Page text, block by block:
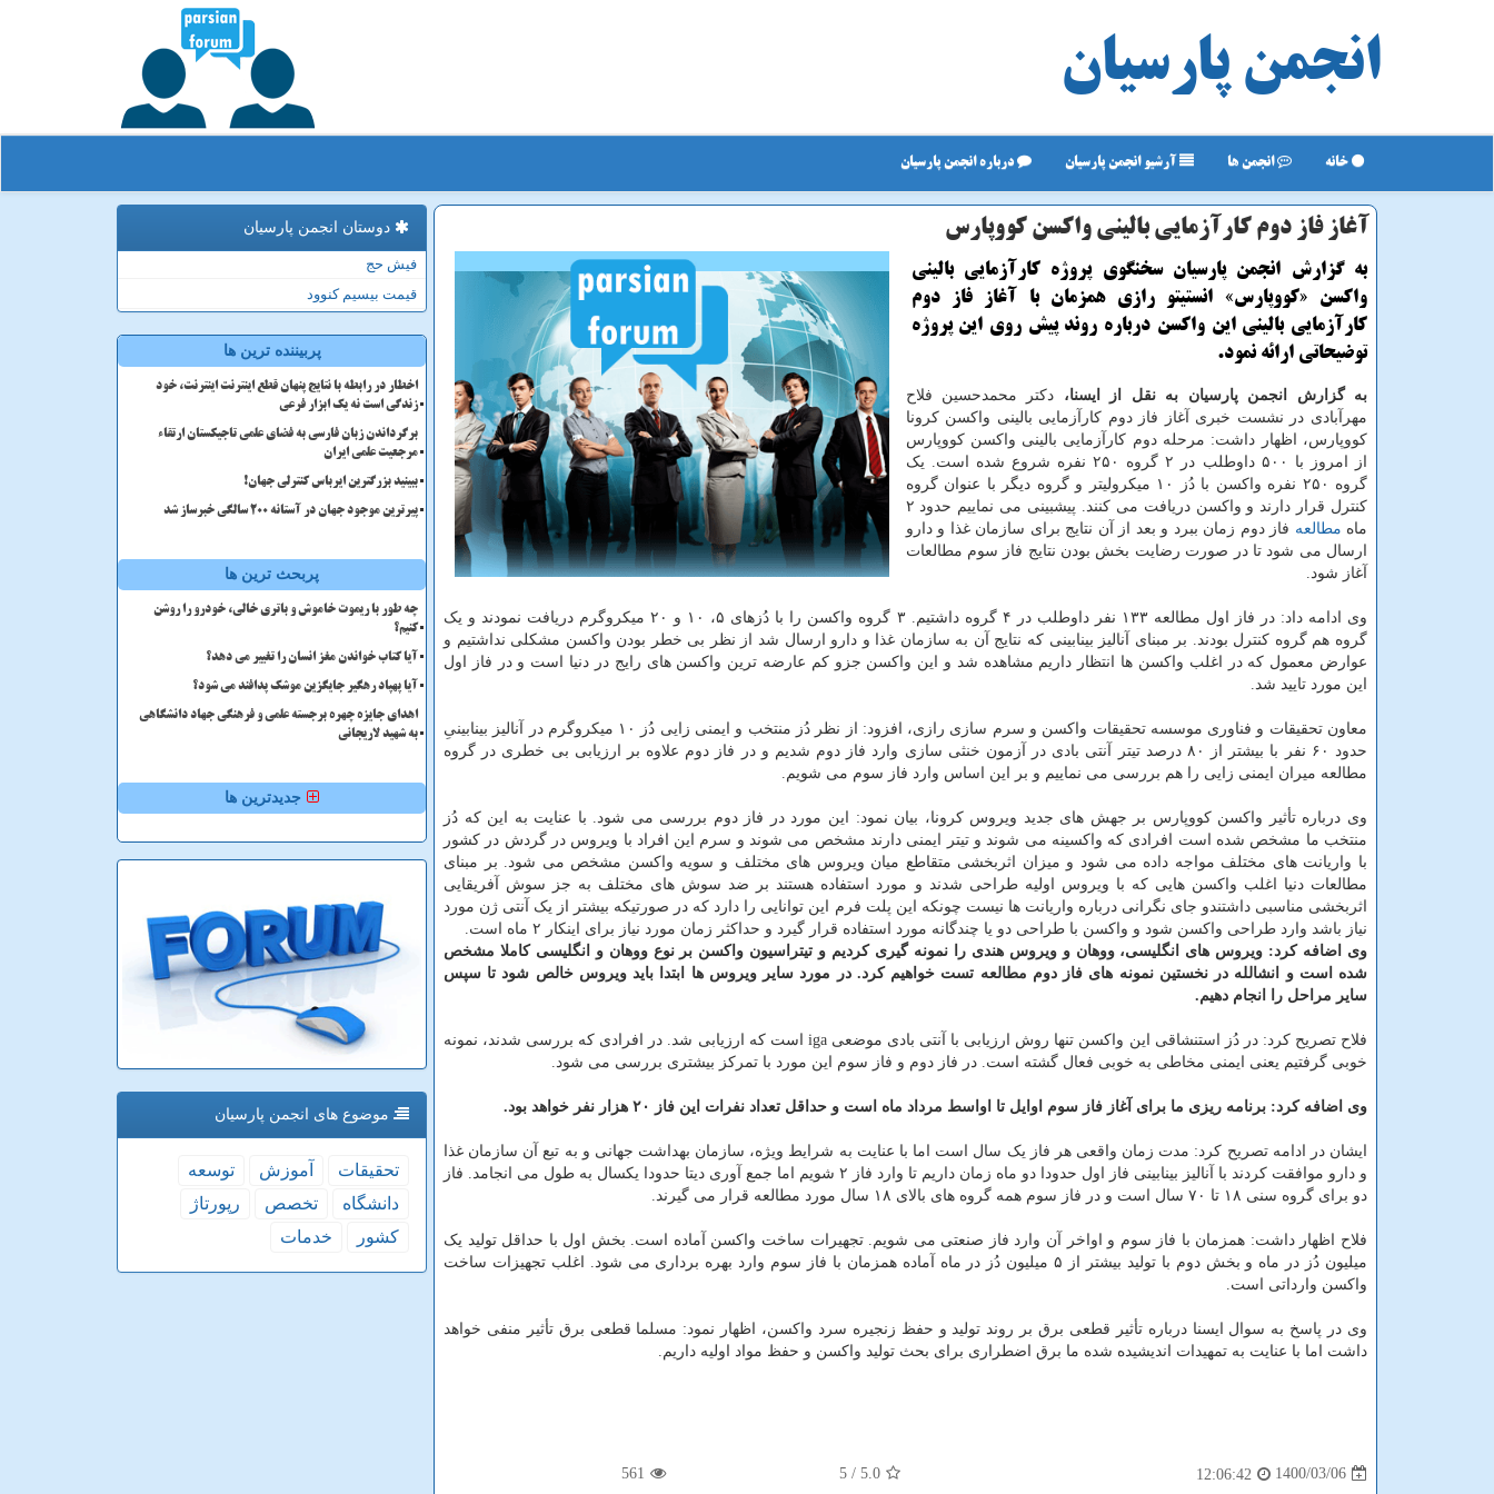
انجمن پارسیان
خانه انجمن ها آرشیو انجمن پارسیان درباره انجمن پارسیان
آغاز فاز دوم كارآزمایی بالینی واكسن كووپارس
به گزارش انجمن پارسیان سخنگوی پروژه کارآزمایی بالینی
واکسن «کووپارس» انستیتو رازی همزمان با آغاز فاز دوم
کارآزمایی بالینی این واکسن درباره روند پیش روی این پروژه
توضیحاتی ارائه نمود.
به گزارش انجمن پارسیان به نقل از ایسنا، دکتر محمدحسین فلاح
مهرآبادی در نشست خبری آغاز فاز دوم کارآزمایی بالینی واکسن کرونا
کووپارس، اظهار داشت: مرحله دوم کارآزمایی بالینی واکسن کووپارس
از امروز با ۵۰۰ داوطلب در ۲ گروه ۲۵۰ نفره شروع شده است. یک
گروه ۲۵۰ نفره واکسن با دُز ۱۰ میکرولیتر و گروه دیگر با عنوان گروه
کنترل قرار دارند و واکسن دریافت می کنند. پیشبینی می نماییم حدود ۲
ماه مطالعه فاز دوم زمان ببرد و بعد از آن نتایج برای سازمان غذا و دارو
ارسال می شود تا در صورت رضایت بخش بودن نتایج فاز سوم مطالعات
آغاز شود.
وی ادامه داد: در فاز اول مطالعه ۱۳۳ نفر داوطلب در ۴ گروه داشتیم. ۳ گروه واکسن را با دُزهای ۵، ۱۰ و ۲۰ میکروگرم دریافت نمودند و یک
گروه هم گروه کنترل بودند. بر مبنای آنالیز بینابینی که نتایج آن به سازمان غذا و دارو ارسال شد از نظر بی خطر بودن واکسن مشکلی نداشتیم و
عوارض معمول که در اغلب واکسن ها انتظار داریم مشاهده شد و این واکسن جزو کم عارضه ترین واکسن های رایج در دنیا است و در فاز اول
این مورد تایید شد.
معاون تحقیقات و فناوری موسسه تحقیقات واکسن و سرم سازی رازی، افزود: از نظر دُز منتخب و ایمنی زایی دُز ۱۰ میکروگرم در آنالیز بینابینیِ
حدود ۶۰ نفر با بیشتر از ۸۰ درصد تیتر آنتی بادی در آزمون خنثی سازی وارد فاز دوم شدیم و در فاز دوم علاوه بر ارزیابی بی خطری در گروه
مطالعه میران ایمنی زایی را هم بررسی می نماییم و بر این اساس وارد فاز سوم می شویم.
وی درباره تأثیر واکسن کووپارس بر جهش های جدید ویروس کرونا، بیان نمود: این مورد در فاز دوم بررسی می شود. با عنایت به این که دُز
منتخب ما مشخص شده است افرادی که واکسینه می شوند و تیتر ایمنی دارند مشخص می شوند و سرم این افراد با ویروس در گردش در کشور
با واریانت های مختلف مواجه داده می شود و میزان اثربخشی متقاطع میان ویروس های مختلف و سویه واکسن مشخص می شود. بر مبنای
مطالعات دنیا اغلب واکسن هایی که با ویروس اولیه طراحی شدند و مورد استفاده هستند بر ضد سوش های مختلف به جز سوش آفریقایی
اثربخشی مناسبی داشتندو جای نگرانی درباره واریانت ها نیست چونکه این پلت فرم این توانایی را دارد که در صورتیکه بیشتر از یک آنتی ژن مورد
نیاز باشد وارد طراحی واکسن شود و واکسن با طراحی دو یا چندگانه مورد استفاده قرار گیرد و حداکثر زمان مورد نیاز برای اینکار ۲ ماه است.
وی اضافه کرد: ویروس های انگلیسی، ووهان و ویروس هندی را نمونه گیری کردیم و تیتراسیون واکسن بر نوع ووهان و انگلیسی کاملا مشخص
شده است و انشالله در نخستین نمونه های فاز دوم مطالعه تست خواهیم کرد. در مورد سایر ویروس ها ابتدا باید ویروس خالص شود تا سپس
سایر مراحل را انجام دهیم.
فلاح تصریح کرد: در دُز استنشاقی این واکسن تنها روش ارزیابی با آنتی بادی موضعی iga است که ارزیابی شد. در افرادی که بررسی شدند، نمونه
خوبی گرفتیم یعنی ایمنی مخاطی به خوبی فعال گشته است. در فاز دوم و فاز سوم این مورد با تمرکز بیشتری بررسی می شود.
وی اضافه کرد: برنامه ریزی ما برای آغاز فاز سوم اوایل تا اواسط مرداد ماه است و حداقل تعداد نفرات این فاز ۲۰ هزار نفر خواهد بود.
ایشان در ادامه تصریح کرد: مدت زمان واقعی هر فاز یک سال است اما با عنایت به شرایط ویژه، سازمان بهداشت جهانی و به تبع آن سازمان غذا
و دارو موافقت کردند با آنالیز بینابینی فاز اول حدودا دو ماه زمان داریم تا وارد فاز ۲ شویم اما جمع آوری دیتا حدودا یکسال به طول می انجامد. فاز
دو برای گروه سنی ۱۸ تا ۷۰ سال است و در فاز سوم همه گروه های بالای ۱۸ سال مورد مطالعه قرار می گیرند.
فلاح اظهار داشت: همزمان با فاز سوم و اواخر آن وارد فاز صنعتی می شویم. تجهیرات ساخت واکسن آماده است. بخش اول با حداقل تولید یک
میلیون دُز در ماه و بخش دوم با تولید بیشتر از ۵ میلیون دُز در ماه آماده همزمان با فاز سوم وارد بهره برداری می شود. اغلب تجهیزات ساخت
واکسن وارداتی است.
وی در پاسخ به سوال ایسنا درباره تأثیر قطعی برق بر روند تولید و حفظ زنجیره سرد واکسن، اظهار نمود: مسلما قطعی برق تأثیر منفی خواهد
داشت اما با عنایت به تمهیدات اندیشیده شده ما برق اضطراری برای بحث تولید واکسن و حفظ مواد اولیه داریم.
1400/03/06
12:06:42
5.0
/ 5
561
دوستان انجمن پارسیان
فیش حج
قیمت بیسیم کنوود
پربیننده ترین ها
اخطار در رابطه با نتایج پنهان قطع اینترنت اینترنت، خود
زندگی است نه یک ابزار فرعی
برگرداندن زبان فارسی به فضای علمی تاجیکستان ارتقاء
مرجعیت علمی ایران
ببینید بزرگترین ایرباس کنترلی جهان!
پیرترین موجود جهان در آستانه ۲۰۰ سالگی خبرساز شد
پربحث ترین ها
چه طور با ریموت خاموش و باتری خالی، خودرو را روشن
کنیم؟
آیا کتاب خواندن مغز انسان را تغییر می دهد؟
آیا پهپاد رهگیر جایگزین موشک پدافند می شود؟
اهدای جایزه چهره برجسته علمی و فرهنگی جهاد دانشگاهی
به شهید لاریجانی
جدیدترین ها
موضوع های انجمن پارسیان
تحقیقات آموزش
توسعه
دانشگاه
تخصص
رپورتاژ
كشور
خدمات